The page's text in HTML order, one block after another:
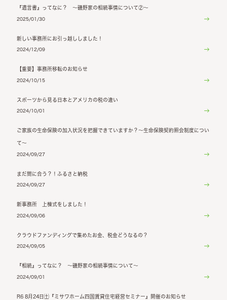
『遺言書』ってなに？ ～磯野家の相続事情について②～
2025/01/30
新しい事務所にお引っ越ししました！
2024/12/09
【重要】事務所移転のお知らせ
2024/10/15
スポーツから見る日本とアメリカの税の違い
2024/10/01
ご家族の生命保険の加入状況を把握できていますか？～生命保険契約照会制度につい
て～
2024/09/27
まだ間に合う？！ふるさと納税
2024/09/27
新事務所 上棟式をしました！
2024/09/06
クラウドファンディングで集めたお金、税金どうなるの？
2024/09/05
『相続』ってなに？ ～磯野家の相続事情について～
2024/09/01
R6 8月24日㈯『ミサワホーム四国賃貸住宅経営セミナー』開催のお知らせ